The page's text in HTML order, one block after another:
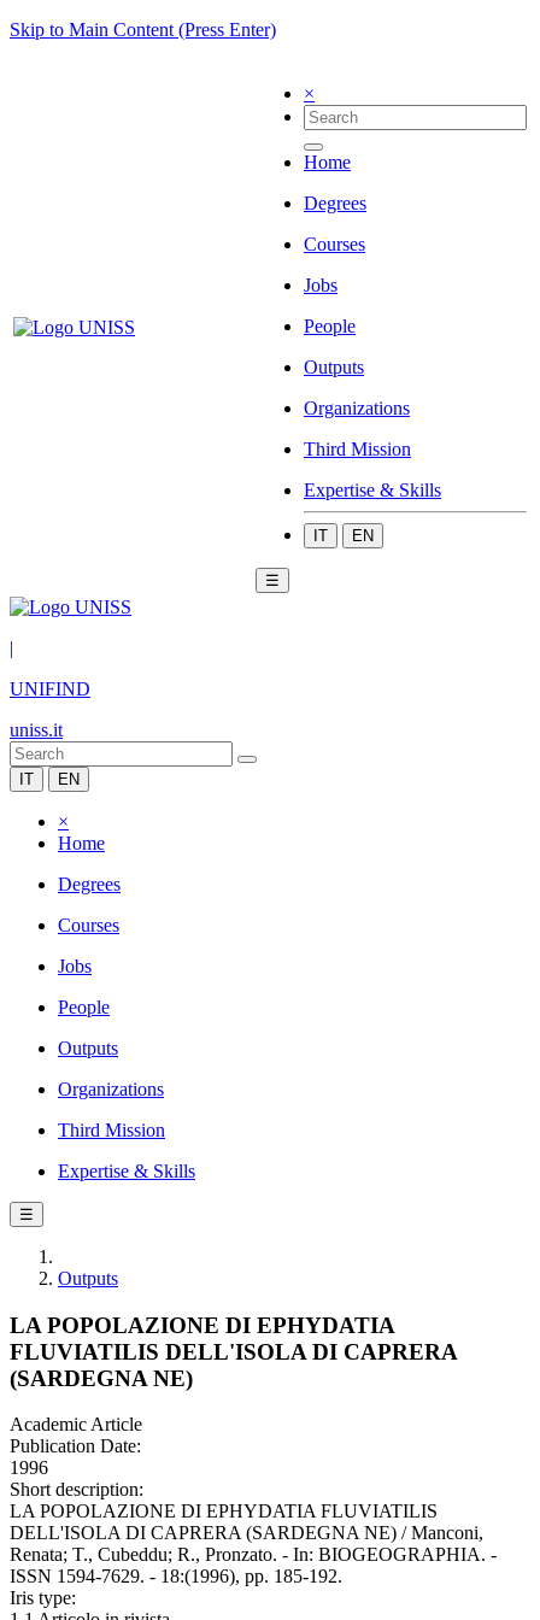
Skip to Main Content (Press Enter)
×
Home
Degrees
Courses
Jobs
People
Outputs
Organizations
Third Mission
Expertise & Skills
IT EN
☰
|
UNIFIND
uniss.it
IT EN
×
Home
Degrees
Courses
Jobs
People
Outputs
Organizations
Third Mission
Expertise & Skills
☰
Outputs
LA POPOLAZIONE DI EPHYDATIA
FLUVIATILIS DELL'ISOLA DI CAPRERA
(SARDEGNA NE)
Academic Article
Publication Date:
1996
Short description:
LA POPOLAZIONE DI EPHYDATIA FLUVIATILIS
DELL'ISOLA DI CAPRERA (SARDEGNA NE) / Manconi,
Renata; T., Cubeddu; R., Pronzato. - In: BIOGEOGRAPHIA. -
ISSN 1594-7629. - 18:(1996), pp. 185-192.
Iris type: